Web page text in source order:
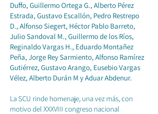
Duffo, Guillermo Ortega G., Alberto Pérez
Estrada, Gustavo Escallón, Pedro Restrepo
D., Alfonso Siegert, Héctor Pablo Barreto,
Julio Sandoval M., Guillermo de los Ríos,
Reginaldo Vargas H., Eduardo Montañez
Peña, Jorge Rey Sarmiento, Alfonso Ramírez
Gutiérrez, Gustavo Arango, Eusebio Vargas
Vélez, Alberto Durán M y Aduar Abdenur.
La SCU rinde homenaje, una vez más, con
motivo del XXXVIII congreso nacional